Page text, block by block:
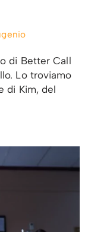
di Better Call
Lo troviamo
di Kim, del